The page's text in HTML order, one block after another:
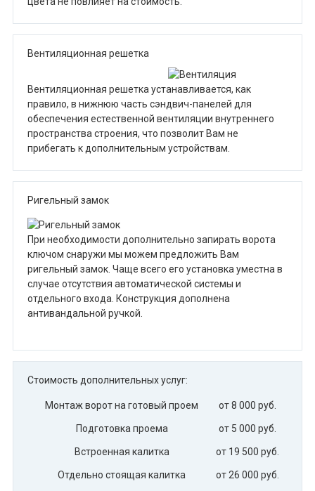
Вентиляционная решетка
Вентиляционная решетка устанавливается, как
правило, в нижнюю часть сэндвич-панелей для
обеспечения естественной вентиляции внутреннего
пространства строения, что позволит Вам не
прибегать к дополнительным устройствам.
Ригельный замок
При необходимости дополнительно запирать ворота
ключом снаружи мы можем предложить Вам
ригельный замок. Чаще всего его установка уместна в
случае отсутствия автоматической системы и
отдельного входа. Конструкция дополнена
антивандальной ручкой.
Стоимость дополнительных услуг:
Монтаж ворот на готовый проем от 8 000 руб.
Подготовка проема от 5 000 руб.
Встроенная калитка от 19 500 руб.
Отдельно стоящая калитка от 26 000 руб.